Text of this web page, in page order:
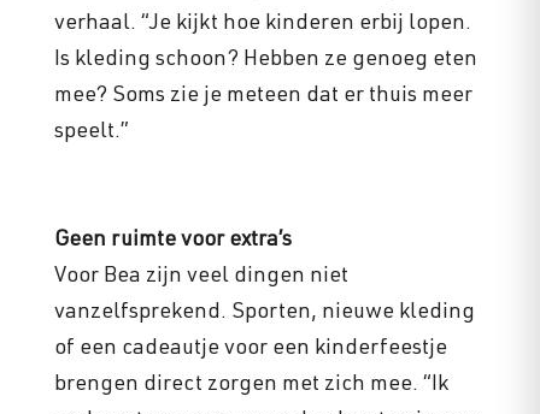
verhaal. “Je kijkt hoe kinderen erbij lopen.
Is kleding schoon? Hebben ze genoeg eten
mee? Soms zie je meteen dat er thuis meer
speelt.”
Geen ruimte voor extra’s
Voor Bea zijn veel dingen niet
vanzelfsprekend. Sporten, nieuwe kleding
of een cadeautje voor een kinderfeestje
brengen direct zorgen met zich mee. “Ik